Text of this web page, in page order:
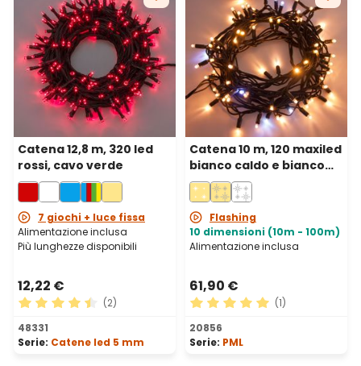
Catena 12,8 m, 320 led
rossi, cavo verde
7 giochi + luce fissa
Alimentazione inclusa
Più lunghezze disponibili
12,22 €
Valutazione media di 4.5 su 5 stelle
(2)
48331
Serie: Catene led 5 mm
Catena 10 m, 120 maxiled
bianco caldo e bianco
freddo, cavo verde,
prolungabile, IP67
Flashing
10 dimensioni (10m - 100m)
Alimentazione inclusa
61,90 €
Valutazione media di 5 su
(1)
20856
Serie: PML